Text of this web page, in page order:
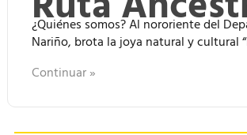
¿Quiénes somos? Al nororiente del
Nariño, brota la joya natural y cultural
Continuar »